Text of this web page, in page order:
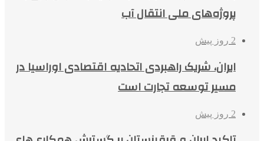
پروژه‌های ملی انتقال آب
2 روز پیش
ایران، شریک راهبردی اتحادیه اقتصادی اوراسیا در
مسیر توسعه تجارت است
2 روز پیش